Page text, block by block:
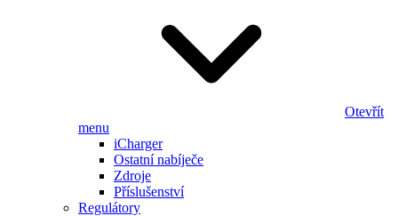
Otevřít
menu
iCharger
Ostatní nabíječe
Zdroje
Příslušenství
Regulátory